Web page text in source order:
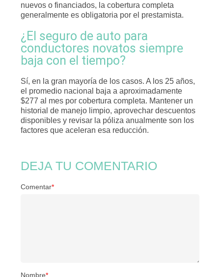
nuevos o financiados, la cobertura completa
generalmente es obligatoria por el prestamista.
¿El seguro de auto para
conductores novatos siempre
baja con el tiempo?
Sí, en la gran mayoría de los casos. A los 25 años,
el promedio nacional baja a aproximadamente
$277 al mes por cobertura completa. Mantener un
historial de manejo limpio, aprovechar descuentos
disponibles y revisar la póliza anualmente son los
factores que aceleran esa reducción.
DEJA TU COMENTARIO
Comentar*
Nombre*